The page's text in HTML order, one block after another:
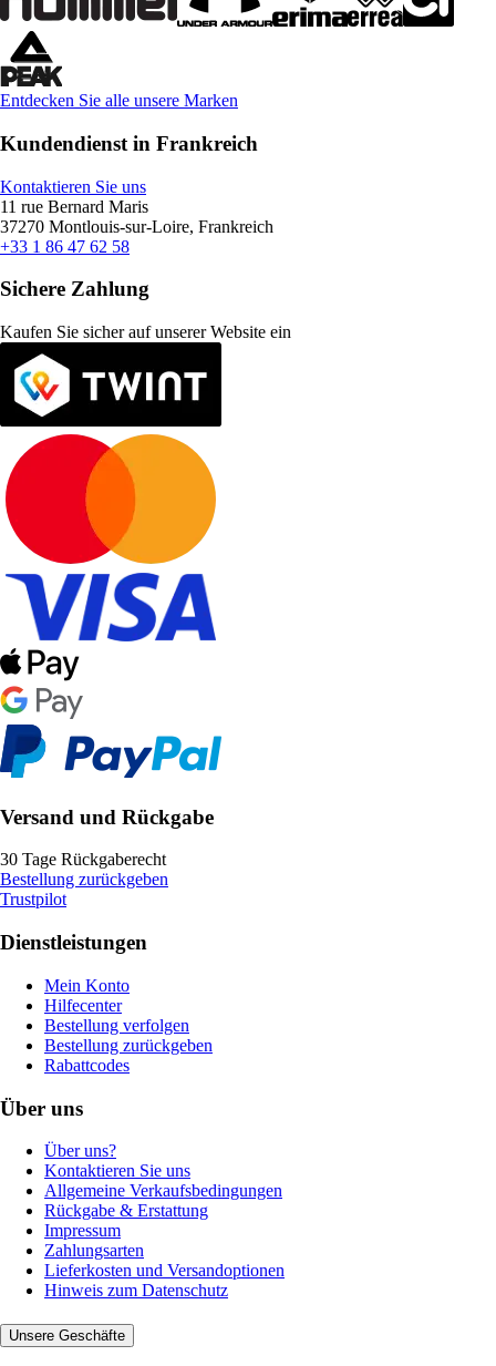
Entdecken Sie alle unsere Marken
Kundendienst in Frankreich
Kontaktieren Sie uns
11 rue Bernard Maris
37270 Montlouis-sur-Loire, Frankreich
+33 1 86 47 62 58
Sichere Zahlung
Kaufen Sie sicher auf unserer Website ein
Versand und Rückgabe
30 Tage Rückgaberecht
Bestellung zurückgeben
Trustpilot
Dienstleistungen
Mein Konto
Hilfecenter
Bestellung verfolgen
Bestellung zurückgeben
Rabattcodes
Über uns
Über uns?
Kontaktieren Sie uns
Allgemeine Verkaufsbedingungen
Rückgabe & Erstattung
Impressum
Zahlungsarten
Lieferkosten und Versandoptionen
Hinweis zum Datenschutz
Unsere Geschäfte